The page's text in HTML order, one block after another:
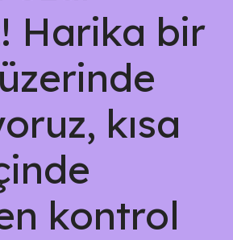
Harika bir
kısa
kontrol